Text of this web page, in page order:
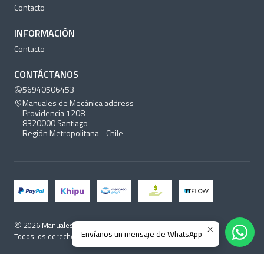
Contacto
INFORMACIÓN
Contacto
CONTÁCTANOS
56940506453
Manuales de Mecánica address
Providencia 1208
8320000 Santiago
Región Metropolitana - Chile
2026 Manuales de Mecánica.
Todos los derechos reservados. Desarrollado por Jumpseller
Envíanos un mensaje de WhatsApp